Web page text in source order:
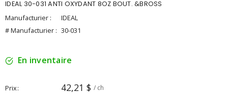
IDEAL 30-031 ANTI OXYDANT 8OZ BOUT. &BROSS
Manufacturier :
IDEAL
# Manufacturier : 30-031
En inventaire
Prix 42,21 $ / ch